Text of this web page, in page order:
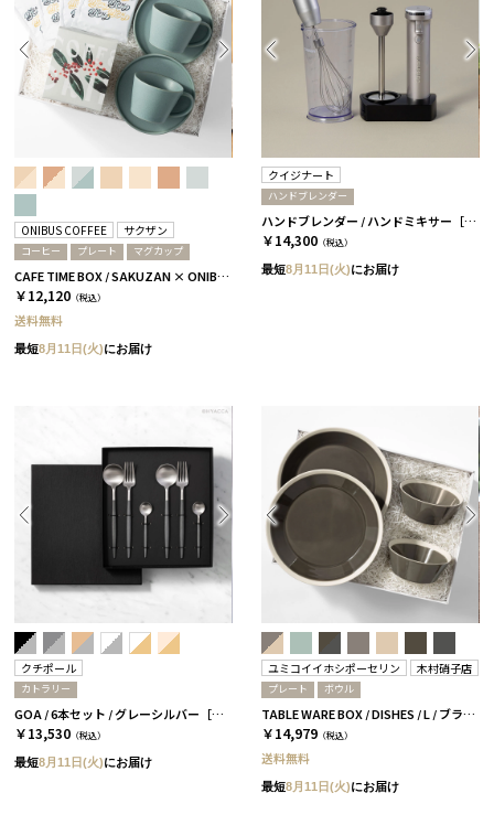
ONIBUS COFFEE サクザン
コーヒー プレート マグカップ
CAFE TIME BOX / SAKUZAN × ONIBUS COFFEE / アクアブルー
￥12,120 （税込）
送料無料
最短8月11日(火)にお届け
クイジナート
ハンドブレンダー
ハンドブレンダー / ハンドミキサー［クイジナート］
￥14,300 （税込）
最短8月11日(火)にお届け
クチポール
カトラリー
GOA / 6本セット / グレーシルバー［クチポール］
￥13,530 （税込）
最短8月11日(火)にお届け
ユミコイイホシポーセリン 木村硝子店
プレート ボウル
TABLE WARE BOX / DISHES / L / ブラウン［イイホシユミコ×木村硝子店］
￥14,979 （税込）
送料無料
最短8月11日(火)にお届け